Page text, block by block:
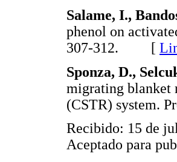
Salame, I.,
phenol on
307-312. [
Sponza, D.,
migrating blanket
(CSTR) system.
Recibido: 15 de
Aceptado para